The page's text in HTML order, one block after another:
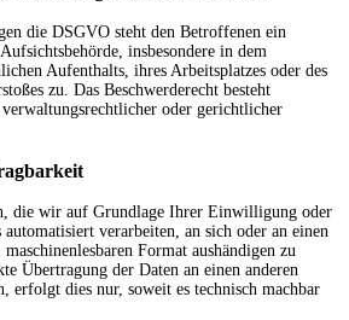
die DSGVO steht den Betroffenen ein
insbesondere in dem
Aufenthalts, ihres Arbeitsplatzes oder des
zu. Das Beschwerderecht besteht
oder gerichtlicher
die wir auf Grundlage Ihrer Einwilligung oder
verarbeiten, an sich oder an einen
Format aushändigen zu
Übertragung der Daten an einen anderen
erfolgt dies nur, soweit es technisch machbar